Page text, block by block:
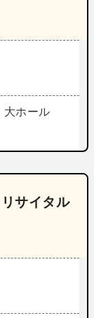
大ホール
サイタル